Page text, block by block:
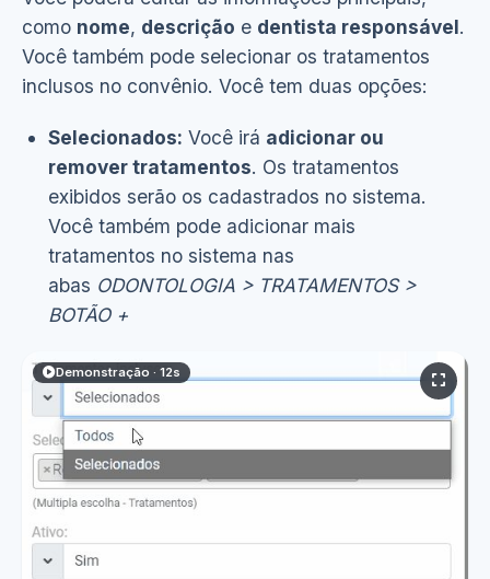
como nome, descrição e dentista responsável.
Você também pode selecionar os tratamentos
inclusos no convênio. Você tem duas opções:
Selecionados: Você irá adicionar ou
remover tratamentos. Os tratamentos
exibidos serão os cadastrados no sistema.
Você também pode adicionar mais
tratamentos no sistema nas
abas ODONTOLOGIA > TRATAMENTOS >
BOTÃO +
Demonstração · 12s